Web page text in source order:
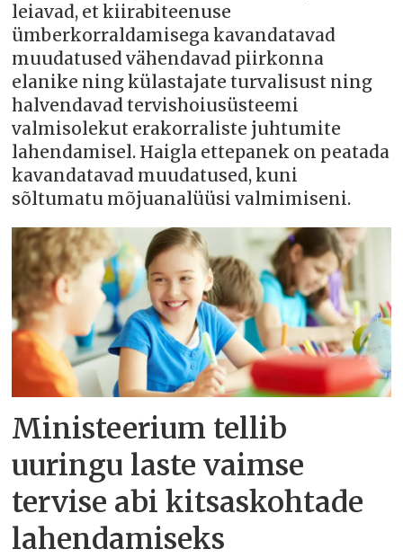
leiavad, et kiirabiteenuse
ümberkorraldamisega kavandatavad
muudatused vähendavad piirkonna
elanike ning külastajate turvalisust ning
halvendavad tervishoiusüsteemi
valmisolekut erakorraliste juhtumite
lahendamisel. Haigla ettepanek on peatada
kavandatavad muudatused, kuni
sõltumatu mõjuanalüüsi valmimiseni.
Ministeerium tellib
uuringu laste vaimse
tervise abi kitsaskohtade
lahendamiseks